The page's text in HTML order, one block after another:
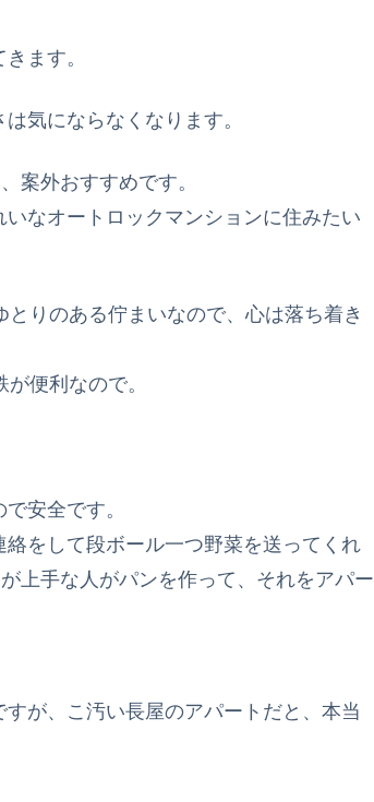
ます。
気にならなくなります。
案外おすすめです。
なオートロックマンションに住みたい
りのある佇まいなので、心は落ち着き
便利なので。
安全です。
をして段ボール一つ野菜を送ってくれ
上手な人がパンを作って、それをアパー
が、こ汚い長屋のアパートだと、本当